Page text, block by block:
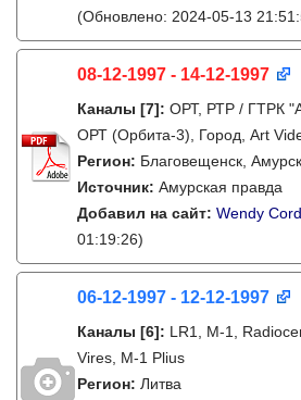
(Обновлено: 2024-05-13
08-12-1997 - 14-12-1997
Каналы [7]: ОРТ, РТР / ГТРК
ОРТ (Орбита-3), Город, Art
Регион: Благовещенск,
Источник: Амурская правда
Добавил на сайт: Wendy
01:19:26)
06-12-1997 - 12-12-1997
Каналы [6]: LR1, M-1,
Vires, M-1 Plius
Регион: Литва